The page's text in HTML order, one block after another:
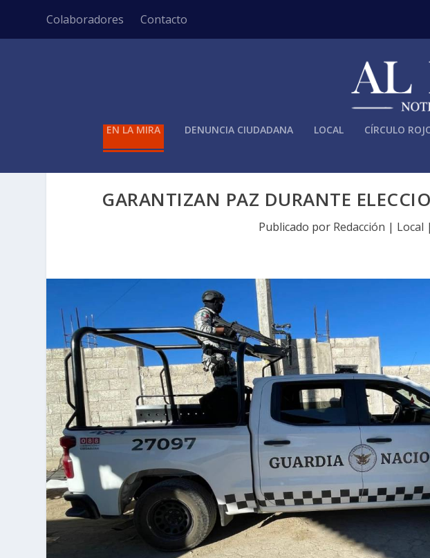
Colaboradores Contacto
EN LA MIRA DENUNCIA CIUDADANA LOCAL CÍRCULO
GARANTIZAN PAZ DURANTE
Publicado por Redacción | Local